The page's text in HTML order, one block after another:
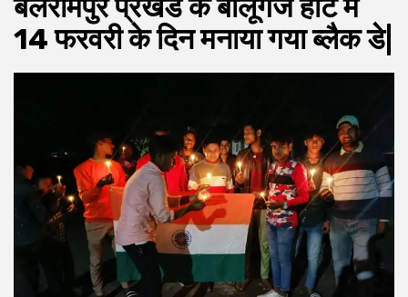
बलरामपुर प्रखंड के बालूगंज हॉट में
14 फरवरी के दिन मनाया गया ब्लैक डे|